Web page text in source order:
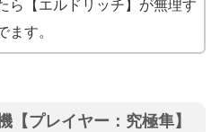
ら【エルドリッチ】が無理す
ます。
【プレイヤー：究極隼】